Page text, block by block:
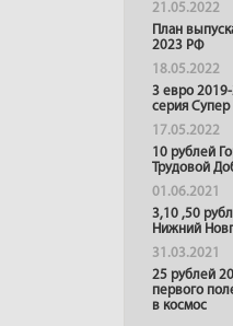
21.05.2022
План
2023 РФ
18.05.2022
3 евро
серия
17.05.2022
10 рублей
Трудовой
01.06.2021
3,10 ,50
Нижний
31.03.2021
25 рублей
первого
в космос